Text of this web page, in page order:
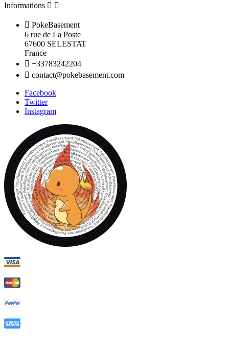
Informations  
 PokeBasement
6 rue de La Poste
67600 SELESTAT
France
 +33783242204
 contact@pokebasement.com
Facebook
Twitter
Instagram